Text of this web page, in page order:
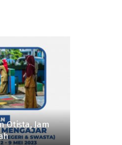
Otista, Jam